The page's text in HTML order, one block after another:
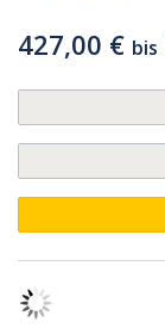
427,00 € bis